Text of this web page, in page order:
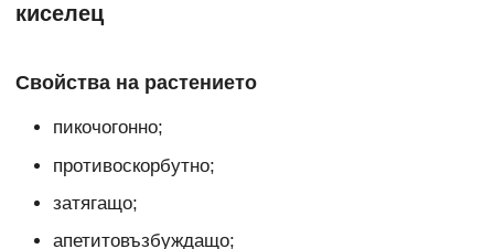
киселец
Свойства на растението
пикочогонно;
противоскорбутно;
затягащо;
апетитовъзбуждащо;